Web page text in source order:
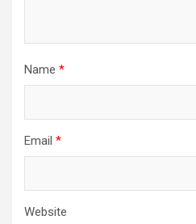
Name *
Email *
Website